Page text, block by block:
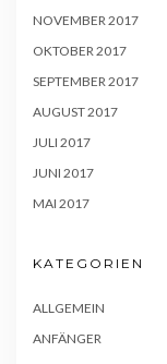
NOVEMBER 2017
OKTOBER 2017
SEPTEMBER 2017
AUGUST 2017
JULI 2017
JUNI 2017
MAI 2017
KATEGORIEN
ALLGEMEIN
ANFÄNGER